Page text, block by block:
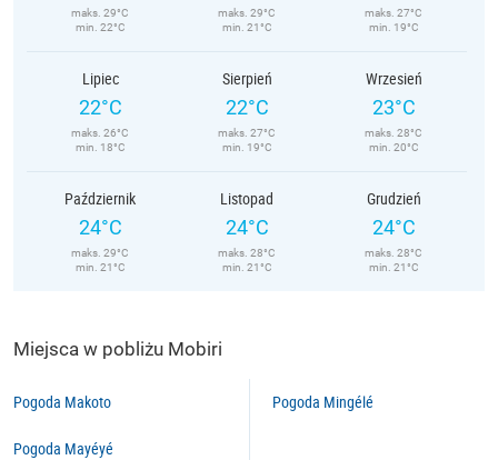
maks. 29°C
min. 22°C
maks. 29°C
min. 21°C
maks. 27°C
min. 19°C
Lipiec
22°C
maks. 26°C
min. 18°C
Sierpień
22°C
maks. 27°C
min. 19°C
Wrzesień
23°C
maks. 28°C
min. 20°C
Październik
24°C
maks. 29°C
min. 21°C
Listopad
24°C
maks. 28°C
min. 21°C
Grudzień
24°C
maks. 28°C
min. 21°C
Miejsca w pobliżu Mobiri
Pogoda Makoto
Pogoda Mayéyé
Pogoda Mingélé